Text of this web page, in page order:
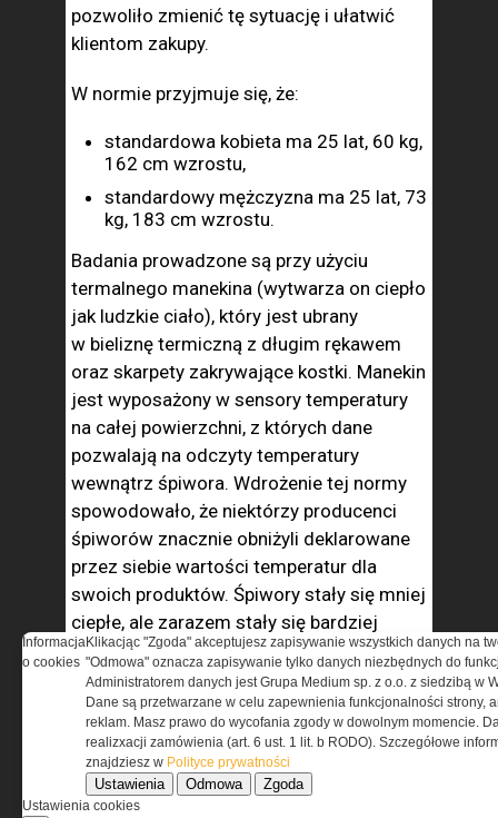
pozwoliło zmienić tę sytuację i ułatwić
klientom zakupy.
W normie przyjmuje się, że:
standardowa kobieta ma 25 lat, 60 kg,
162 cm wzrostu,
standardowy mężczyzna ma 25 lat, 73
kg, 183 cm wzrostu.
Badania prowadzone są przy użyciu
termalnego manekina (wytwarza on ciepło
jak ludzkie ciało), który jest ubrany
w bieliznę termiczną z długim rękawem
oraz skarpety zakrywające kostki. Manekin
jest wyposażony w sensory temperatury
na całej powierzchni, z których dane
pozwalają na odczyty temperatury
wewnątrz śpiwora. Wdrożenie tej normy
spowodowało, że niektórzy producenci
śpiworów znacznie obniżyli deklarowane
przez siebie wartości temperatur dla
swoich produktów. Śpiwory stały się mniej
ciepłe, ale zarazem stały się bardziej
bezpieczne.
Norma określa następujące wartości
temperatur:
T-comfort – temperatura komfortu –
pomimo że temperatura wyliczona
Informacja
o cookies
Klikacjąc "Zgoda" akceptujesz zapisywanie wszystkich danych na
"Odmowa" oznacza zapisywanie tylko danych niezbędnych do
Administratorem danych jest Grupa Medium sp. z o.o. z siedzibą w
Dane są przetwarzane w celu zapewnienia funkcjonalności strony,
reklam. Masz prawo do wycofania zgody w dowolnym momencie.
realizxacji zamówienia (art. 6 ust. 1 lit. b RODO). Szczegółowe
znajdziesz w Polityce prywatności
Ustawienia Odmowa Zgoda
Ustawienia cookies